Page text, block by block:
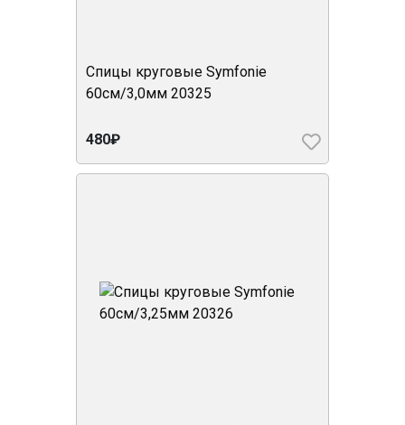
Спицы круговые Symfonie
60см/3,0мм 20325
480₽